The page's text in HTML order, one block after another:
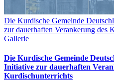
Die Kurdische Gemeinde
zur dauerhaften Verankerung des
Gallerie
Die Kurdische Gemeinde
Initiative zur dauerhaften
Kurdischunterrichts